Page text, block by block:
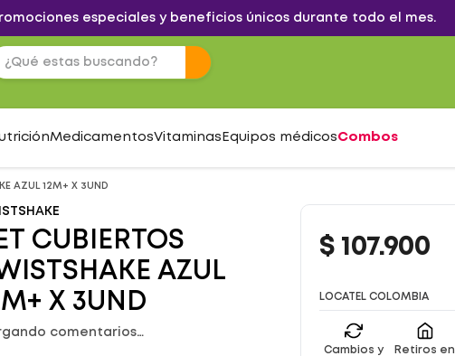
especiales y beneficios únicos durante todo el mes.
MedicamentosVitaminas Equipos médicosCombos
AZUL 12M+ X 3UND
CUBIERTOS
AZUL
X 3UND
comentarios…
$ 107.900
LOCATEL COLOMBIA
Cambios y
Retiros en